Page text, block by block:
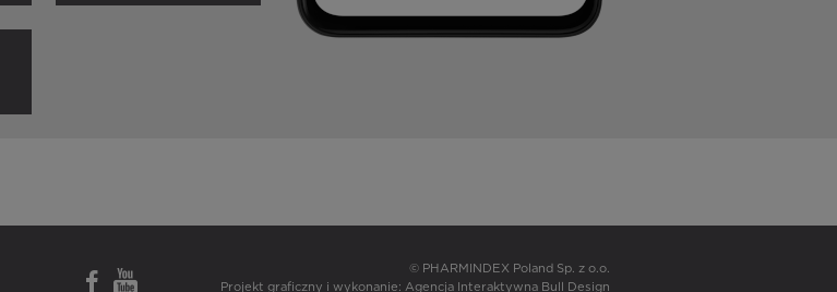
© PHARMINDEX Poland Sp. z o.o.
Projekt graficzny i wykonanie: Agencja Interaktywna Bull Design